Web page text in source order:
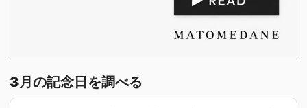
3月の記念日を調べる